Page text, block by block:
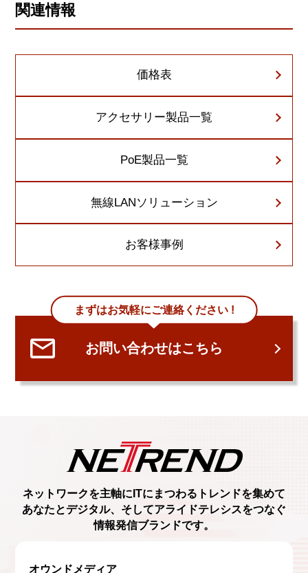
関連情報
価格表
アクセサリー製品一覧
PoE製品一覧
無線LANソリューション
お客様事例
まずはお気軽にご連絡ください !
お問い合わせはこちら
ネットワークを主軸に ITにまつわるトレンドを集めて
あなたとデジタル、 そしてアライドテレシスをつなぐ
情報発信ブランドです。
オウンドメディア